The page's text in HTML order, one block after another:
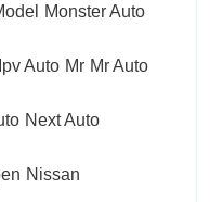
Monster Auto
Auto Mr Mr Auto
Next Auto
Nissan